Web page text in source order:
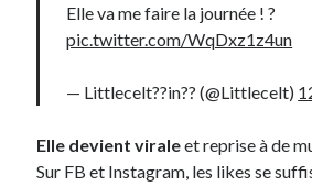
Humeur
Lectures
Lyon à Livre Ouvert
Non classé
Parole de Follower
Elle va me faire la journée ! ?
pic.twitter.com/WqDxz1z4un
— Littlecelt??in?? (@Littlecelt)
Elle devient viraleet reprise à de
Sur FB et Instagram, les likes se